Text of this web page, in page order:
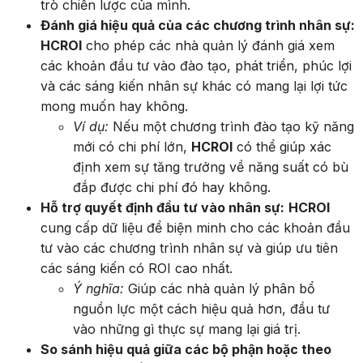
Đánh giá hiệu quả của các chương trình nhân sự:
HCROI cho phép các nhà quản lý đánh giá xem
các khoản đầu tư vào đào tạo, phát triển, phúc lợi
và các sáng kiến nhân sự khác có mang lại lợi tức
mong muốn hay không.
Ví dụ: Nếu một chương trình đào tạo kỹ năng
mới có chi phí lớn, HCROI có thể giúp xác
định xem sự tăng trưởng về năng suất có bù
đắp được chi phí đó hay không.
Hỗ trợ quyết định đầu tư vào nhân sự: HCROI
cung cấp dữ liệu để biện minh cho các khoản đầu
tư vào các chương trình nhân sự và giúp ưu tiên
các sáng kiến có ROI cao nhất.
Ý nghĩa: Giúp các nhà quản lý phân bổ
nguồn lực một cách hiệu quả hơn, đầu tư
vào những gì thực sự mang lại giá trị.
So sánh hiệu quả giữa các bộ phận hoặc theo